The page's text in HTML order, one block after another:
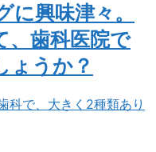
興味津々。
、歯科医院で
ょうか？
科で、大きく2種類あり